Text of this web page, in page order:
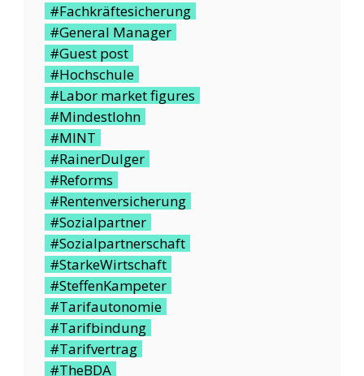
#Fachkräftesicherung
#General Manager
#Guest post
#Hochschule
#Labor market figures
#Mindestlohn
#MINT
#RainerDulger
#Reforms
#Rentenversicherung
#Sozialpartner
#Sozialpartnerschaft
#StarkeWirtschaft
#SteffenKampeter
#Tarifautonomie
#Tarifbindung
#Tarifvertrag
#TheBDA